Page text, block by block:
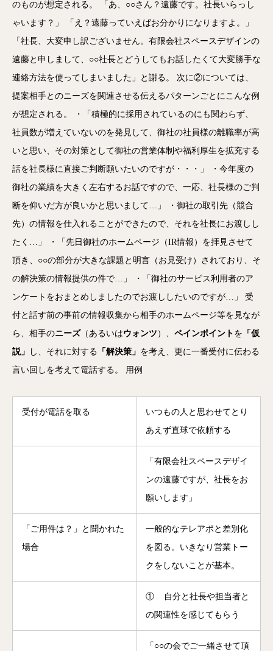
のものが想定される。 「あ、○○さん？遠藤です。社長いらっし
ゃいます？」 「え？遠藤っていえばお分かりになりますよ。」
「社長、大変申し訳ございません。有限会社スペースデザインの
遠藤と申しまして、○○社長とどうしてもお話したくて大変勝手な
連絡方法を使ってしまいました」と謝る。 次に②については、
提案相手とのニーズを関連させる伝えるパターンごとにこんな例
が想定される。 ・「積極的に採用されているのにも関わらず、
社員数が増えていないのを発見して、御社の社員様の離職率が高
いと思い、その対策として御社の営業体制や福利厚生を拡充する
話を社長様に直接ご判断願いたいのですが・・・」 ・今年度の
御社の業績を大きく左右するお話ですので、一応、社長様のご判
断を仰いだ方が良いかと思いまして…」 ・御社の取引先（競合
先）の情報を仕入れることができたので、それを社長にお渡しし
たく…」 ・「先日御社のホームページ（IR情報）を拝見させて
頂き、○○の部分が大きな課題と明言（お見受け）されており、そ
の解決策の情報提供の件で…」 ・「御社のサービス利用者のア
ンケートをおまとめしましたのでお渡ししたいのですが…」 受
付と話す前の事前の情報収集から相手のホームページ等を見なが
ら、相手のニーズ（あるいはウォンツ ）、 ペインポイント を 「仮
説」
し、それに対する 「解決策」 を考え、更に一番受付に伝わる
言い回しを考えて電話する。 用例
受付が電話を取る
いつもの人と思わせてとり
あえず直球で依頼する
「有限会社スペースデザイ
ンの遠藤ですが、社長をお
願いします」
「ご用件は？」と聞かれた
場合
一般的なテレアポと差別化
を図る。いきなり営業トー
クをしないことが基本。
① 自分と社長や担当者と
の関連性を感じてもらう
「○○の会でご一緒させて頂